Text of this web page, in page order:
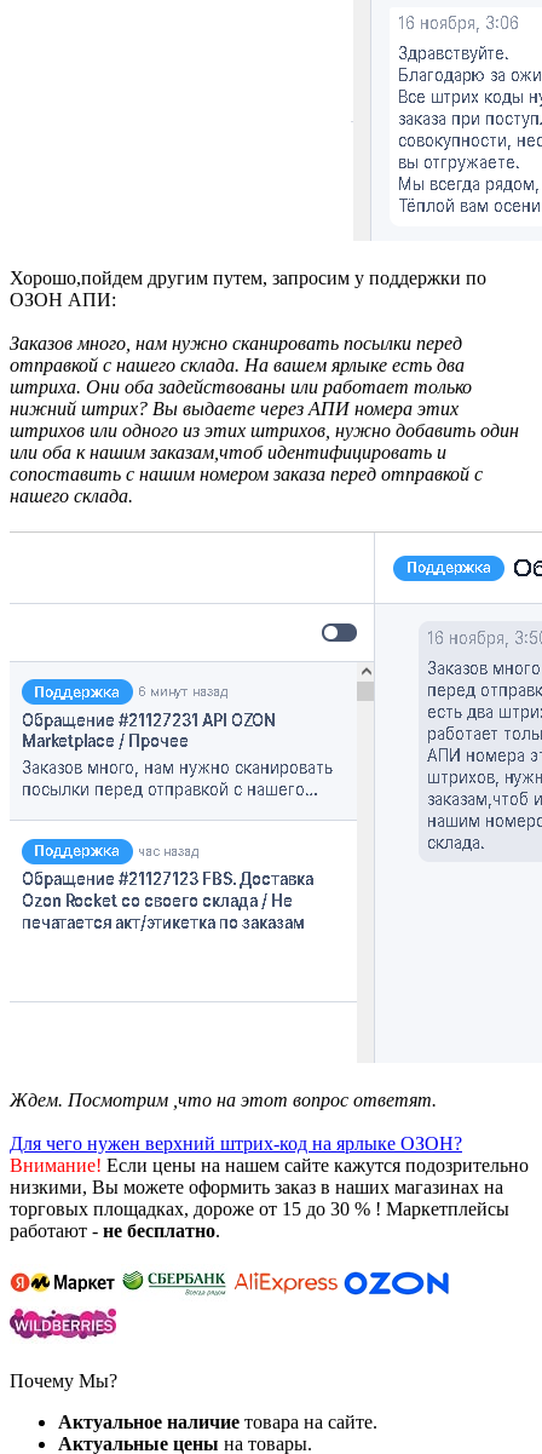
Хорошо,пойдем другим путем, запросим у поддержки по
ОЗОН АПИ:
Заказов много, нам нужно сканировать посылки перед
отправкой с нашего склада. На вашем ярлыке есть два
штриха. Они оба задействованы или работает только
нижний штрих? Вы выдаете через АПИ номера этих
штрихов или одного из этих штрихов, нужно добавить один
или оба к нашим заказам,чтоб идентифицировать и
сопоставить с нашим номером заказа перед отправкой с
нашего склада.
Ждем. Посмотрим ,что на этот вопрос ответят.
Для чего нужен верхний штрих-код на ярлыке ОЗОН?
Внимание! Если цены на нашем сайте кажутся подозрительно
низкими, Вы можете оформить заказ в наших магазинах на
торговых площадках, дороже от 15 до 30 % ! Маркетплейсы
работают - не бесплатно.
Почему Мы?
Актуальное наличие товара на сайте.
Актуальные цены на товары.